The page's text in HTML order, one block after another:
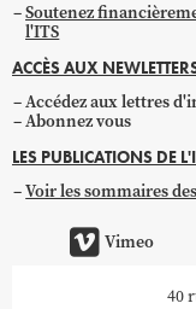
Soutenez
l'ITS
ACCÈS AUX
Accédez aux lettres
Abonnez vous
LES PUBLICATIONS DE
Voir les sommaires
Vimeo
40